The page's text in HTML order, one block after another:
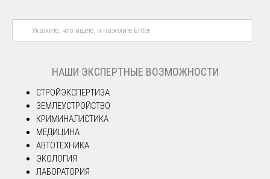
НАШИ ЭКСПЕРТНЫЕ ВОЗМОЖНОСТИ
СТРОЙЭКСПЕРТИЗА
ЗЕМЛЕУСТРОЙСТВО
КРИМИНАЛИСТИКА
МЕДИЦИНА
АВТОТЕХНИКА
ЭКОЛОГИЯ
ЛАБОРАТОРИЯ